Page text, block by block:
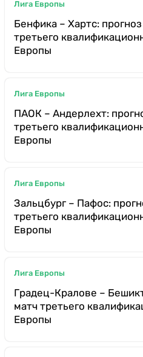
Лига Европы
Бенфика – Хартс:
третьего
Европы
Лига Европы
ПАОК – Андерлехт:
третьего
Европы
Лига Европы
Зальцбург – Пафос:
третьего
Европы
Лига Европы
Градец-Кралове –
матч третьего
Европы